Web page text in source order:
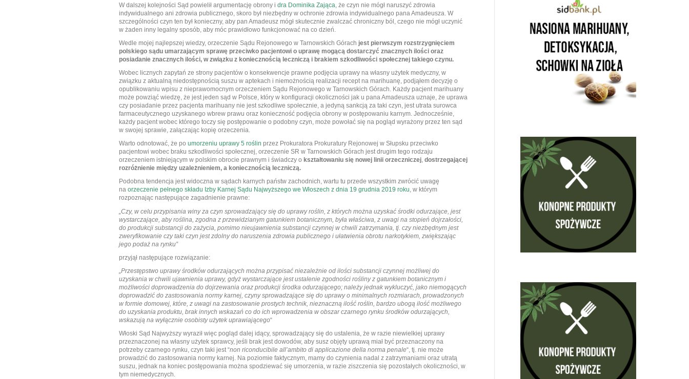
W dalszej kolejności Sąd powielił argumentację obrony i dra Dominika Zająca , że czyn nie mógł naruszyć zdrowia
indywidualnego ani zdrowia publicznego, skoro był niezbędny w ochronie zdrowia indywidualnego pana Amadeusza. W
szczególności czyn ten był konieczny, aby pan Amadeusz mógł skutecznie zwalczać chroniczny ból, czego nie mógł uczynić
w żaden inny legalny sposób, aby móc prawidłowo funkcjonować na co dzień.
Wedle mojej najlepszej wiedzy, orzeczenie Sądu Rejonowego w Tarnowskich Górach jest pierwszym rozstrzygnięciem
polskiego sądu umarzającym sprawę przeciwko pacjentowi o uprawę mogącą dostarczyć znacznych ilości oraz
posiadanie znacznych ilości, w związku z koniecznością leczniczą i brakiem szkodliwości społecznej takiego czynu.
Wobec licznych zapytań ze strony pacjentów o konsekwencje prawne podjęcia uprawy na własny użytek medyczny, w
związku z aktualną niedostępnością suszu w aptekach i niemożnością realizacji recept na marihuanę, podjąłem decyzję o
opublikowaniu wpisu z nieprawomocnym orzeczeniem Sądu Rejonowego w Tarnowskich Górach. Każdy pacjent marihuany
może powziąć wiedzę, że jest jeden sąd w Polsce, który w konfiguracji okoliczności jak u pana Amadeusza uznaje, że uprawa
czy posiadanie przez pacjenta marihuany nie jest szkodliwe społecznie, a jedyną sankcją za taki czyn, jest utrata surowca
farmaceutycznego uzyskanego wbrew prawu oraz konieczność podjęcia obrony w postępowaniu karnym. Jednocześnie,
każdy pacjent wobec którego toczy się postępowanie o podobny czyn, może powołać się na pogląd wyrażony przez ten sąd
w swojej sprawie, załączając kopię orzeczenia.
Warto odnotować, że po umorzeniu uprawy 5 roślin przez Prokuratora Prokuratury Rejonowej w Słupsku przeciwko
pacjentowi wobec braku szkodliwości społecznej, orzeczenie SR w Tarnowskich Górach jest drugim tego rodzaju
orzeczeniem istniejącym w polskim obrocie prawnym i świadczy o kształtowaniu się nowej linii orzeczniczej, dostrzegającej
rozróżnienie między uzależnieniem, a koniecznością leczniczą.
Podobna tendencja jest widoczna w sądach karnych państw zachodnich, wartu tu przede wszystkim zwrócić uwagę
na orzeczenie pełnego składu Izby Karnej Sądu Najwyższego we Włoszech z dnia 19 grudnia 2019 roku, w którym
rozpoznając następujące zagadnienie prawne:
„Czy, w celu przypisania winy za czyn sprowadzający się do uprawy roślin, z których można uzyskać środki odurzające, jest
wystarczające, aby roślina, zgodna z przewidzianym gatunkiem botanicznym, była właściwa, z uwagi na stopień dojrzałości,
do produkcji substancji do zażycia, pomimo nieujawnienia substancji czynnej w chwili zatrzymania, tj. czy niezbędnym jest
zweryfikowanie czy taki czyn jest zdolny do naruszenia zdrowia publicznego i ułatwienia obrotu narkotykiem, zwiększając
jego podaż na rynku”
przyjął następujące rozwiązanie:
„Przestępstwo uprawy środków odurzających można przypisać niezależnie od ilości substancji czynnej możliwej do
uzyskania w chwili ujawnienia uprawy, gdyż wystarczające jest ustalenie zgodności rośliny z gatunkiem botanicznym i
możliwości doprowadzenia do dojrzewania oraz produkcji środka odurzającego; należy jednak wykluczyć, jako niemogących
doprowadzić do zastosowania normy karnej, czyny sprowadzające się do uprawy o minimalnych rozmiarach, prowadzonych
w formie domowej, które, z uwagi na zastosowanie prostych technik, nieznaczną ilość roślin, bardzo ubogą ilość możliwego
do uzyskania produktu, brak innych wskazań co do ich wprowadzenia w obszar czarnego rynku środków odurzających,
wskazują na wyłącznie osobisty użytek uprawiającego“
Włoski Sąd Najwyższy wyraził więc pogląd dalej idący, sprowadzający się do ustalenia, że w razie niewielkiej uprawy
przeznaczonej na własny użytek sprawcy, jeśli brak jest dowodów, aby susz objęty uprawą miał być przeznaczony na
potrzeby czarnego rynku, czyn taki jest “non riconducibile all’ambito di applicazione della norma penale“, tj. nie może
prowadzić do zastosowania normy karnej. Na poziomie faktycznym, mamy do czynienia nadal z zatrzymaniami oraz utratą
suszu, jednak na koniec postępowania można spodziewać się umorzenia, w razie ziszczenia się pozostałych okoliczności, w
tym niemedycznych.